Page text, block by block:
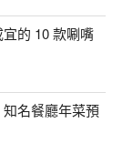
的 10 款唰嘴
名餐廳年菜預